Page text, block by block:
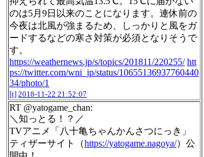
のは5月9日以来のことになります。連休前の
今夜は北風が強まるため、しっかりと風をガ
ードするなどの寒さ対策が必須となりそうで
す。
https://weathernews.jp/s/topics/201811/220255/ htt
ps://twitter.com/wni_jp/status/10655136937760440
34/photo/1
[t] 2018-11-22 21:52:07
RT @yatogame_chan:
＼知っとる！？／
TVアニメ「八十亀ちゃんかんさつにっき」
ティザーサイト（https://yatogame.nagoya/）公